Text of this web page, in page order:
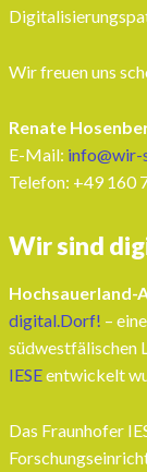
Wir freuen uns
Renate
E-Mail:
Telefon: ‭+49 160
Wir sind
Hochsauerland-
digital.Dorf! –
südwestfälischen
IESEentwickelt
Das Fraunhofer